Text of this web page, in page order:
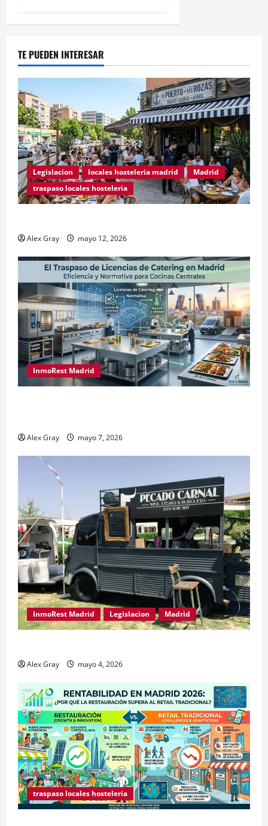
TE PUEDEN INTERESAR
Legislacion locales hosteleria madrid
Madrid
traspaso locales hosteleria
Alex Gray mayo 12, 2026
InmoRest Madrid
Alex Gray mayo 7, 2026
InmoRest Madrid Legislacion Madrid
Alex Gray mayo 4, 2026
traspaso locales hosteleria